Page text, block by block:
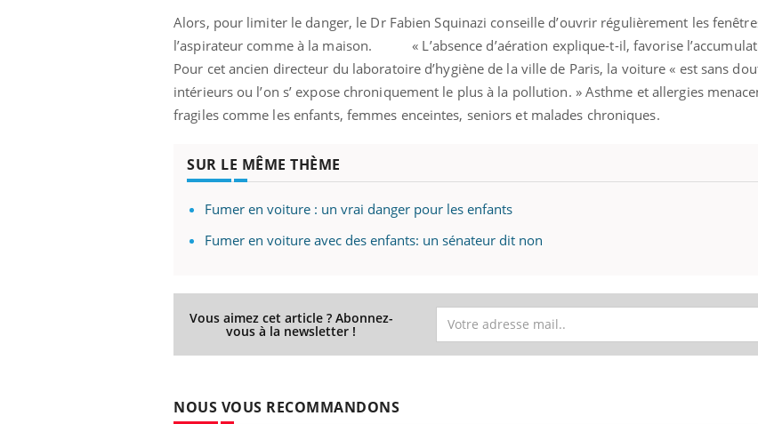
Alors, pour limiter le danger, le Dr Fabien Squinazi conseille d’ouvrir régulièrement les
l’aspirateur comme à la maison. « L’absence d’aération explique-t-il, favorise
Pour cet ancien directeur du laboratoire d’hygiène de la ville de Paris, la voiture « est sans
intérieurs ou l’on s’ expose chroniquement le plus à la pollution. » Asthme et allergies
fragiles comme les enfants, femmes enceintes, seniors et malades chroniques.
SUR LE MÊME THÈME
Fumer en voiture : un vrai danger pour les enfants
Fumer en voiture avec des enfants: un sénateur dit non
Vous aimez cet article ? Abonnez-
vous à la newsletter !
NOUS VOUS RECOMMANDONS